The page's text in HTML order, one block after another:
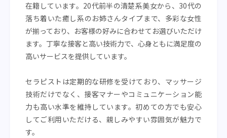
在籍しています。20代前半の清楚系美女から、30代の
落ち着いた癒し系のお姉さんタイプまで、多彩な女性
が揃っており、お客様の好みに合わせてお選びいただけ
ます。丁寧な接客と高い技術力で、心身ともに満足度の
高いサービスを提供しています。
セラピストは定期的な研修を受けており、マッサージ
技術だけでなく、接客マナーやコミュニケーション能
力も高い水準を維持しています。初めての方でも安心
してご利用いただける、親しみやすい雰囲気が魅力で
す。